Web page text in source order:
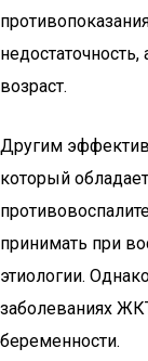
возраст.
Другим
который
принимать при
этиологии.
заболеваниях
беременности.